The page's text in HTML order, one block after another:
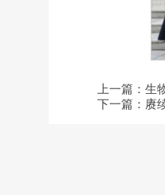
上一篇：​生
下一篇：赓